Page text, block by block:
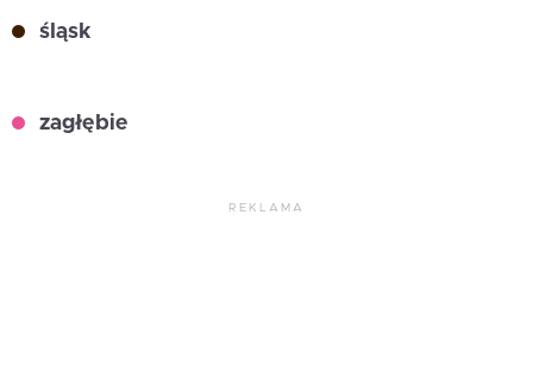
śląsk
zagłębie
REKLAMA